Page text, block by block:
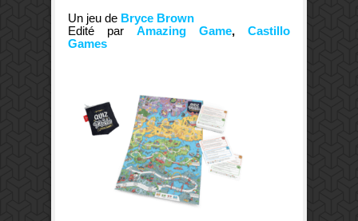
Un jeu de Bryce Brown
Edité par Amazing Game, Castillo
Games